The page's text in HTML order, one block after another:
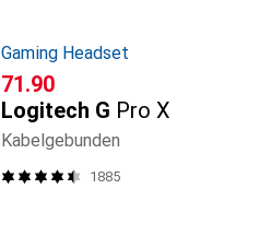
Gaming Headset
CHF
71.90
Logitech G Pro X
Kabelgebunden
1885